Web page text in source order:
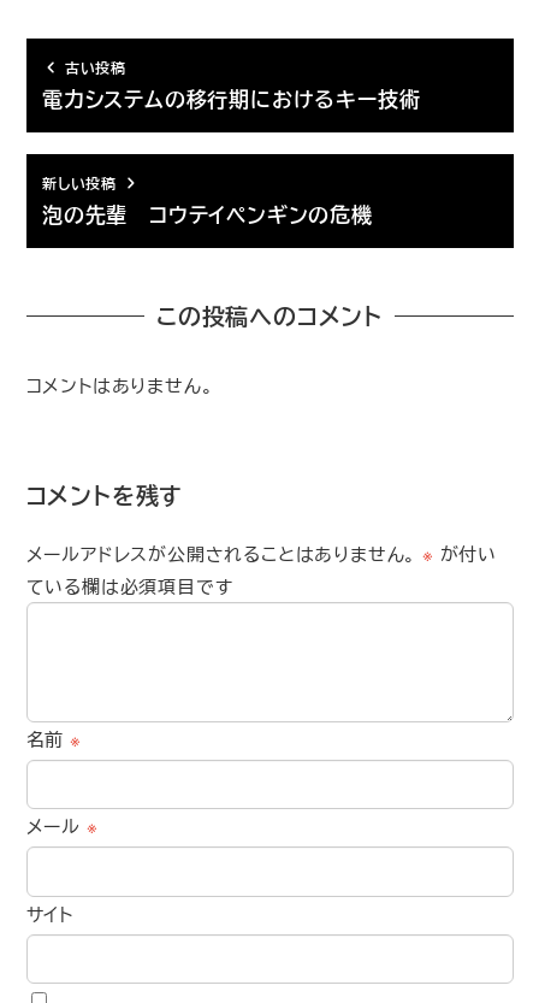
古い投稿
電力システムの移行期におけるキー技術
新しい投稿
泡の先輩 コウテイペンギンの危機
この投稿へのコメント
コメントはありません。
コメントを残す
メールアドレスが公開されることはありません。 ※ が付い
ている欄は必須項目です
名前 ※
メール ※
サイト